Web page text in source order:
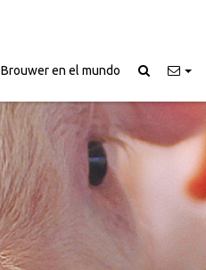
Brouwer en el mundo